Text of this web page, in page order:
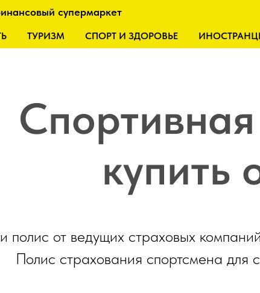
супермаркет
ТУРИЗМ СПОРТ И ЗДОРОВЬЕ
купить
полис от ведущих страховых
Полис страхования спортсмена для